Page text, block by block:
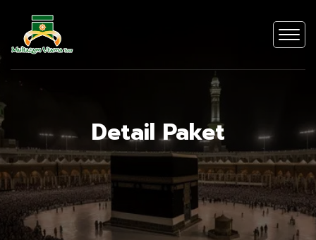
Detail Paket